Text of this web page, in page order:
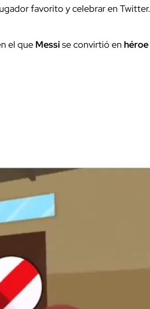
favorito y celebrar en Twitter.
el que Messise convirtió en héroe